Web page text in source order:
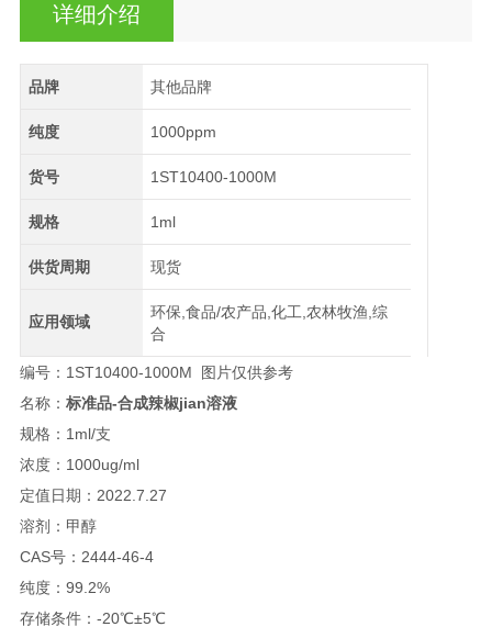
详细介绍
品牌 其他品牌
纯度 1000ppm
货号 1ST10400-1000M
规格 1ml
供货周期 现货
应用领域
环保,食品/农产品,化工,农林牧渔,综
合
编号：1ST10400-1000M 图片仅供参考
名称： 标准品-合成辣椒jian溶液
规格：1ml/支
浓度：1000ug/ml
定值日期：2022.7.27
溶剂：甲醇
CAS号：2444-46-4
纯度：99.2%
存储条件：-20℃±5℃